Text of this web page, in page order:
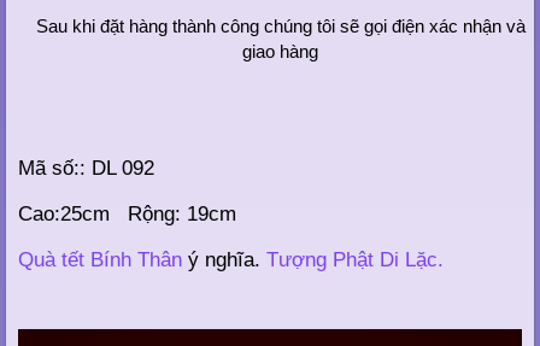
Sau khi đặt hàng thành công chúng tôi sẽ gọi điện xác nhận và
giao hàng
Mã số:: DL 092
Cao:25cm Rộng: 19cm
Quà tết Bính Thân ý nghĩa. Tượng Phật Di Lặc.